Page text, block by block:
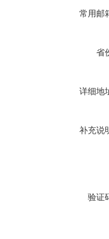
常用邮
省
详细地
补充说
验证